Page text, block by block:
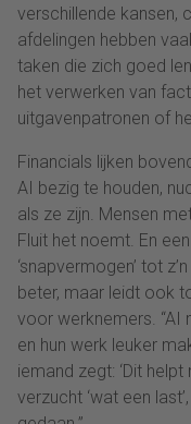
verschillende kansen,
afdelingen hebben
taken die zich goed
het verwerken van
uitgavenpatronen of
Financials lijken
AI bezig te houden,
als ze zijn. Mensen
Fluit het noemt. En
‘snapvermogen’ tot
beter, maar leidt ook
voor werknemers.
en hun werk leuker
iemand zegt: ‘Dit
verzucht ‘wat een